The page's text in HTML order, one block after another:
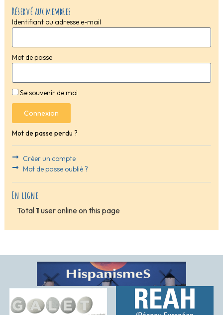
Réservé aux membres
Identifiant ou adresse e-mail
Mot de passe
Se souvenir de moi
Connexion
Mot de passe perdu ?
Créer un compte
Mot de passe oublié ?
En ligne
Total 1 user online on this page